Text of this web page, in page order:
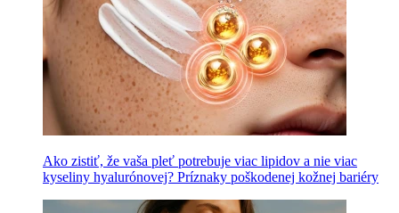
Ako zistiť, že vaša pleť potrebuje viac lipidov a nie viac
kyseliny hyalurónovej? Príznaky poškodenej kožnej bariéry